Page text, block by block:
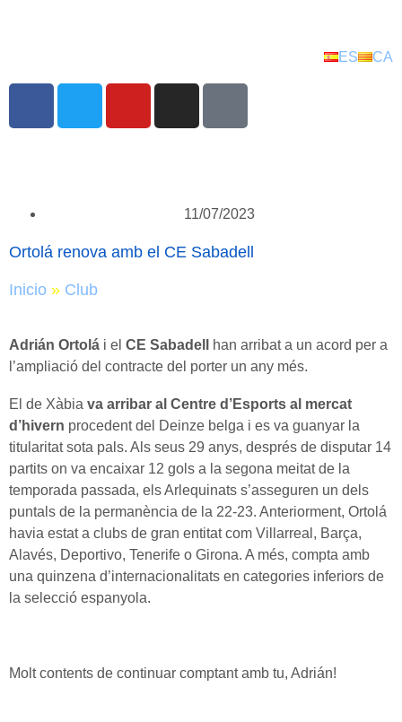
ES CA
11/07/2023
Ortolá renova amb el CE Sabadell
Inicio » Club
Adrián Ortolá i el CE Sabadell
han arribat a un acord per a
l’ampliació del contracte del porter un any més.
El de Xàbia va arribar al Centre d’Esports al mercat
d’hivern procedent del Deinze belga i es va guanyar la
titularitat sota pals. Als seus 29 anys, després de disputar 14
partits on va encaixar 12 gols a la segona meitat de la
temporada passada, els Arlequinats s’asseguren un dels
puntals de la permanència de la 22-23. Anteriorment, Ortolá
havia estat a clubs de gran entitat com Villarreal, Barça,
Alavés, Deportivo, Tenerife o Girona. A més, compta amb
una quinzena d’internacionalitats en categories inferiors de
la selecció espanyola.
Molt contents de continuar comptant amb tu, Adrián!